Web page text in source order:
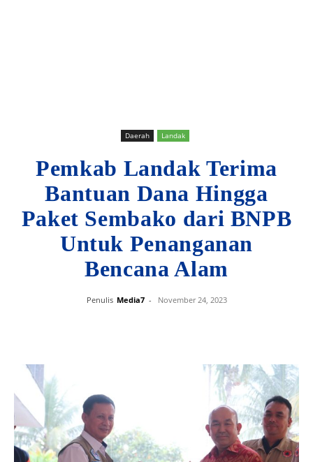
Daerah Landak
Pemkab Landak Terima
Bantuan Dana Hingga
Paket Sembako dari BNPB
Untuk Penanganan
Bencana Alam
Penulis Media7 - November 24, 2023